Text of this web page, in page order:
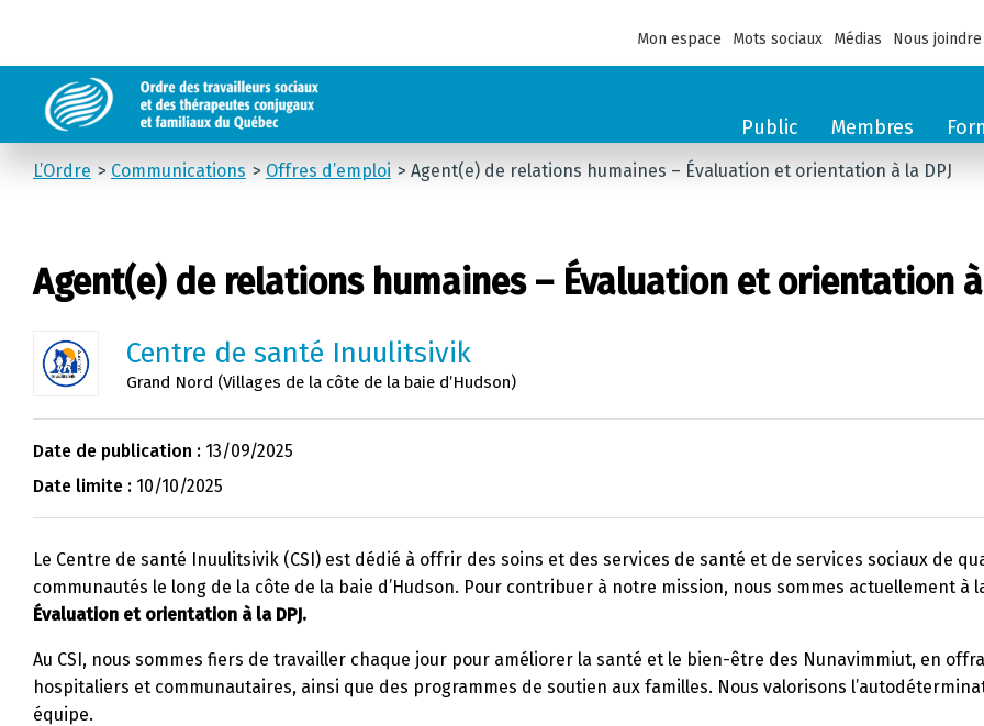
Mon espace Mots sociaux Médias Nous joindre
Public Membres
L’Ordre Communications Offres d’emploi Agent(e) de relations humaines – Évaluation et orientation à la DPJ
Agent(e) de relations humaines – Évaluation et orientation à
Centre de santé Inuulitsivik
Grand Nord (Villages de la côte de la baie d’Hudson)
Date de publication : 13/09/2025
Date limite : 10/10/2025
Le Centre de santé Inuulitsivik (CSI) est dédié à offrir des soins et des services de santé et de services sociaux de
communautés le long de la côte de la baie d’Hudson. Pour contribuer à notre mission, nous sommes actuellement à
Évaluation et orientation à la DPJ.
Au CSI, nous sommes fiers de travailler chaque jour pour améliorer la santé et le bien-être des Nunavimmiut, en
hospitaliers et communautaires, ainsi que des programmes de soutien aux familles. Nous valorisons
équipe.